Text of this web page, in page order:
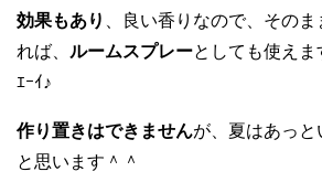
効果もあり
、良い香りなので、そのま
れば、 ルームスプレーとしても使え
ｴｰｲ♪
作り置きはできませんが、夏はあっと
と思います＾＾